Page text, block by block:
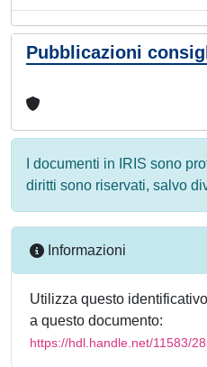
Pubblicazioni
I documenti in IRIS sono
diritti sono riservati, salvo
Informazioni
Utilizza questo
a questo documento:
https://hdl.handle.net/11583/